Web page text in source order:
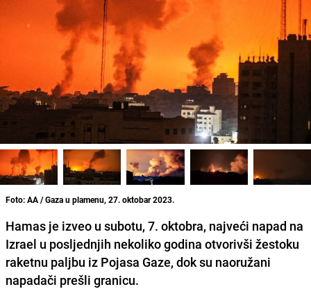
Foto: AA / Gaza u plamenu, 27. oktobar 2023.
Hamas je izveo u subotu, 7. oktobra, najveći napad na
Izrael u posljednjih nekoliko godina otvorivši žestoku
raketnu paljbu iz Pojasa Gaze, dok su naoružani
napadači prešli granicu.